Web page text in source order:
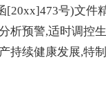
[20xx]473号)文件
析预警,适时调控
持续健康发展,特